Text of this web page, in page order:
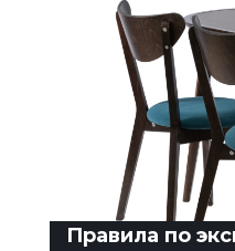
Правила по